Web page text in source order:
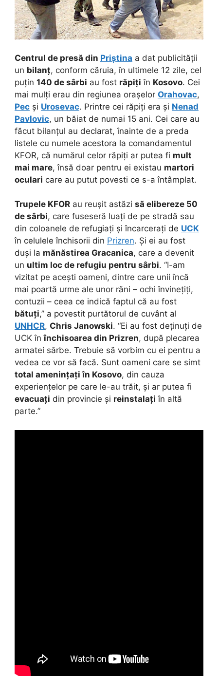
Centrul de presă din Priștina a dat publicității
un bilanț, conform căruia, în ultimele 12 zile, cel
puțin 140 de sârbi au fost răpiți în Kosovo. Cei
mai mulți erau din regiunea orașelor Orahovac,
Pec și Urosevac. Printre cei răpiți era și Nenad
Pavlovic, un băiat de numai 15 ani. Cei care au
făcut bilanțul au declarat, înainte de a preda
listele cu numele acestora la comandamentul
KFOR, că numărul celor răpiți ar putea fi mult
mai mare, însă doar pentru ei existau martori
oculari care au putut povesti ce s-a întâmplat.
Trupele KFOR au reușit astăzi să elibereze 50
de sârbi, care fuseseră luați de pe stradă sau
din coloanele de refugiați și încarcerați de UCK
în celulele închisorii din Prizren. Și ei au fost
duși la mănăstirea Gracanica, care a devenit
un ultim loc de refugiu pentru sârbi. “I-am
vizitat pe acești oameni, dintre care unii încă
mai poartă urme ale unor răni – ochi învinețiți,
contuzii – ceea ce indică faptul că au fost
bătuți,” a povestit purtătorul de cuvânt al
UNHCR, Chris Janowski. “Ei au fost deținuți de
UCK înînchisoarea din Prizren, după plecarea
armatei sârbe. Trebuie să vorbim cu ei pentru a
vedea ce vor să facă. Sunt oameni care se simt
total amenințați în Kosovo, din cauza
experiențelor pe care le-au trăit, și ar putea fi
evacuați din provincie și reinstalați în altă
parte.”